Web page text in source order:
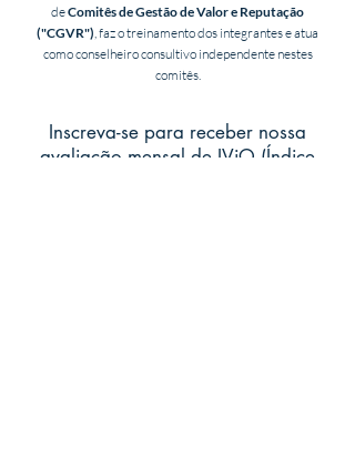
Inscreva-se para receber nossa
avaliação mensal de IViQ (Índice
deComitês de Gestão de Valor e Reputação
("CGVR"), faz o treinamento dos integrantes e atua
como conselheiro consultivo independente nestes
comitês.